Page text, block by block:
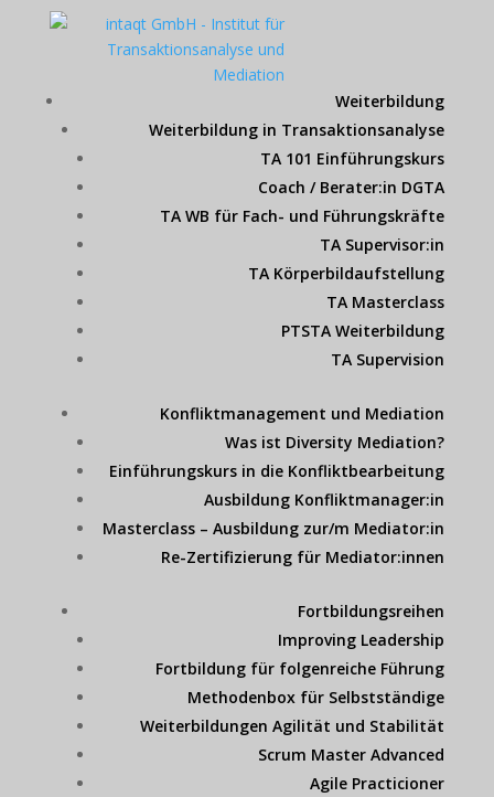
Weiterbildung
Weiterbildung in Transaktionsanalyse
TA 101 Einführungskurs
Coach / Berater:in DGTA
TA WB für Fach- und Führungskräfte
TA Supervisor:in
TA Körperbildaufstellung
TA Masterclass
PTSTA Weiterbildung
TA Supervision
Konfliktmanagement und Mediation
Was ist Diversity Mediation?
Einführungskurs in die Konfliktbearbeitung
Ausbildung Konfliktmanager:in
Masterclass – Ausbildung zur/m Mediator:in
Re-Zertifizierung für Mediator:innen
Fortbildungsreihen
Improving Leadership
Fortbildung für folgenreiche Führung
Methodenbox für Selbstständige
Weiterbildungen Agilität und Stabilität
Scrum Master Advanced
Agile Practicioner